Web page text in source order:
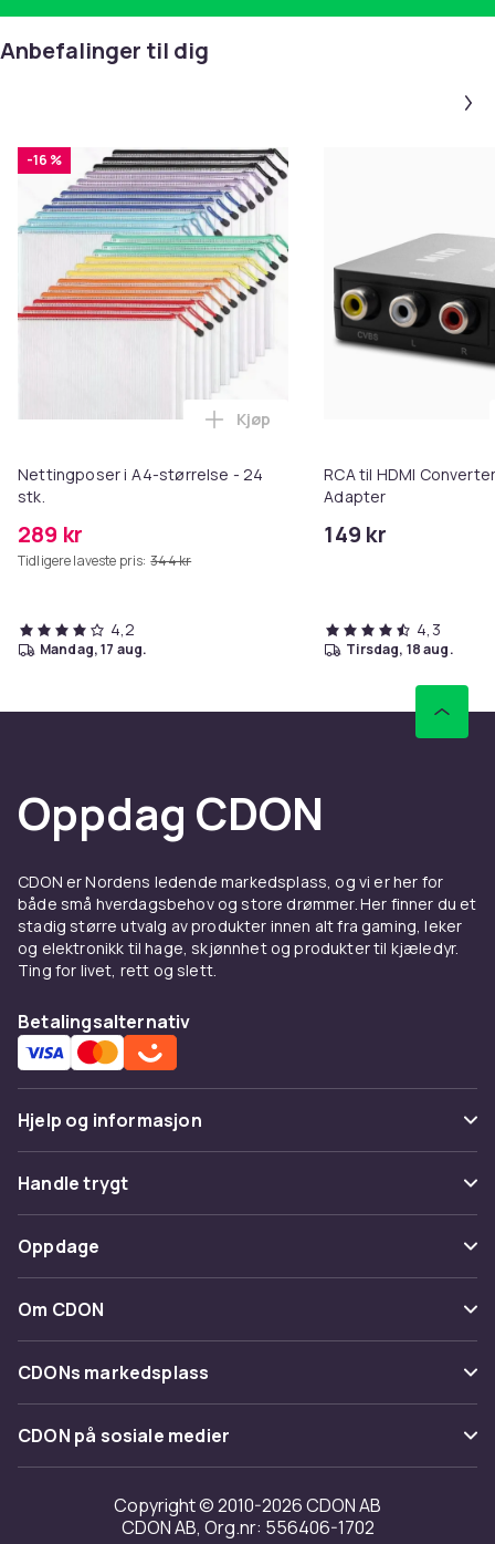
Anbefalinger til dig
-16 %
Nettingposer i A4-størrelse - 24
stk.
289 kr
Tidligere laveste pris: 344 kr
Legg Nettingposer i A4-
Kjøp
4,2
mandag, 17 aug.
RCA til HDMI
Adapter
149 kr
4,3
tirsdag, 18 aug.
Oppdag CDON
CDON er Nordens ledende markedsplass, og vi er her for
både små hverdagsbehov og store drømmer. Her finner du et
stadig større utvalg av produkter innen alt fra gaming, leker
og elektronikk til hage, skjønnhet og produkter til kjæledyr.
Ting for livet, rett og slett.
Betalingsalternativ
Hjelp og informasjon
Vanlige spørsmål
Spor pakke
Angre & returner her
Kontakt oss
Handle trygt
Betaling
Levering
Tilbakekallinger
Oppdage
Kategorier
Varemerker
Om CDON
Om oss
Kundeanmeldelser
Jobbe på CDON
Investor relations
CDONs markedsplass
Merchant Help Center
CDON på sosiale medier
Copyright © 2010-2026 CDON AB
CDON AB, Org.nr: 556406-1702